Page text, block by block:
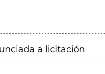
a licitación